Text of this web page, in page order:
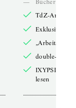
—
Bücher online
TdZ-Artikel
Exklusive
double-
lesen